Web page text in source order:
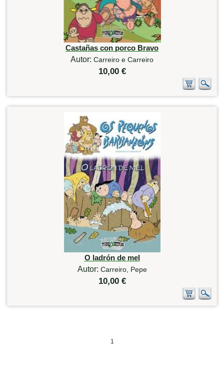
Castañas con porco Bravo
Autor: Carreiro e Carreiro
10,00 €
O ladrón de mel
Autor: Carreiro, Pepe
10,00 €
1